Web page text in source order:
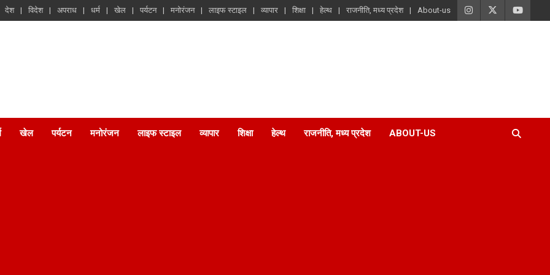
देश विदेश अपराध धर्म खेल पर्यटन मनोरंजन लाइफ स्टाइल व्यापार शिक्षा हेल्थ राजनीति, मध्य प्रदेश About-us
खेल पर्यटन मनोरंजन लाइफ स्टाइल व्यापार शिक्षा हेल्थ राजनीति, मध्य प्रदेश ABOUT-US